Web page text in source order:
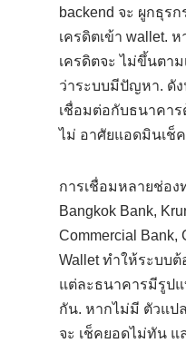
backend จะ ผูกธุร
เครดิตเข้า wallet.
เครดิตจะ ไม่ขึ้นตา
ว่าระบบมีปัญหา. ดั
เชื่อมต่อกับธนาคา
ไม่ อาศัยแอดมินเช็
การเชื่อมหลายช่อง
Bangkok Bank,
Commercial Bank,
Wallet ทำให้ระบบ
แต่ละธนาคารมีรูป
กัน. หากไม่มี ตัวแป
จะ เช็คยอดไม่ทัน แ